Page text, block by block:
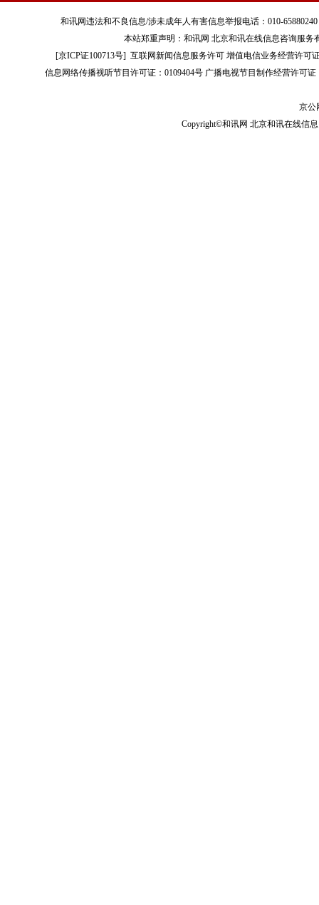
和讯网违法和不良信息/涉未成年人有害信息举报电话：010-
本站郑重声明：和讯网 北京和讯在线信息咨询服
[京ICP证100713号]互联网新闻信息服务许可 增值电信业务经营许可
信息网络传播视听节目许可证：0109404号 广播电视节目制作经营许可证
京公
Copyright©和讯网 北京和讯在线信